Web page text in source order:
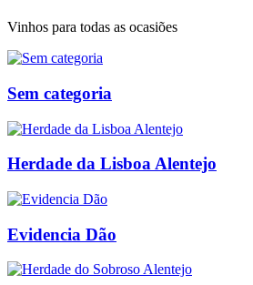
Vinhos para todas as ocasiões
Sem categoria
Herdade da Lisboa Alentejo
Evidencia Dão